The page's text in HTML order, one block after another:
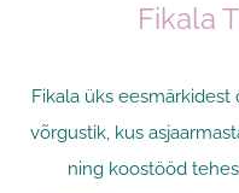
Fikala
Fikala üks
võrgustik, kus
ning koostööd